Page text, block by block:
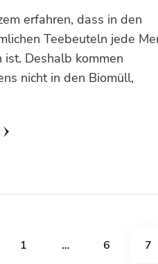
erfahren, dass in den
Teebeuteln jede
Deshalb kommen
nicht in den Biomüll,
SEITE
1 … SEITE
6 7